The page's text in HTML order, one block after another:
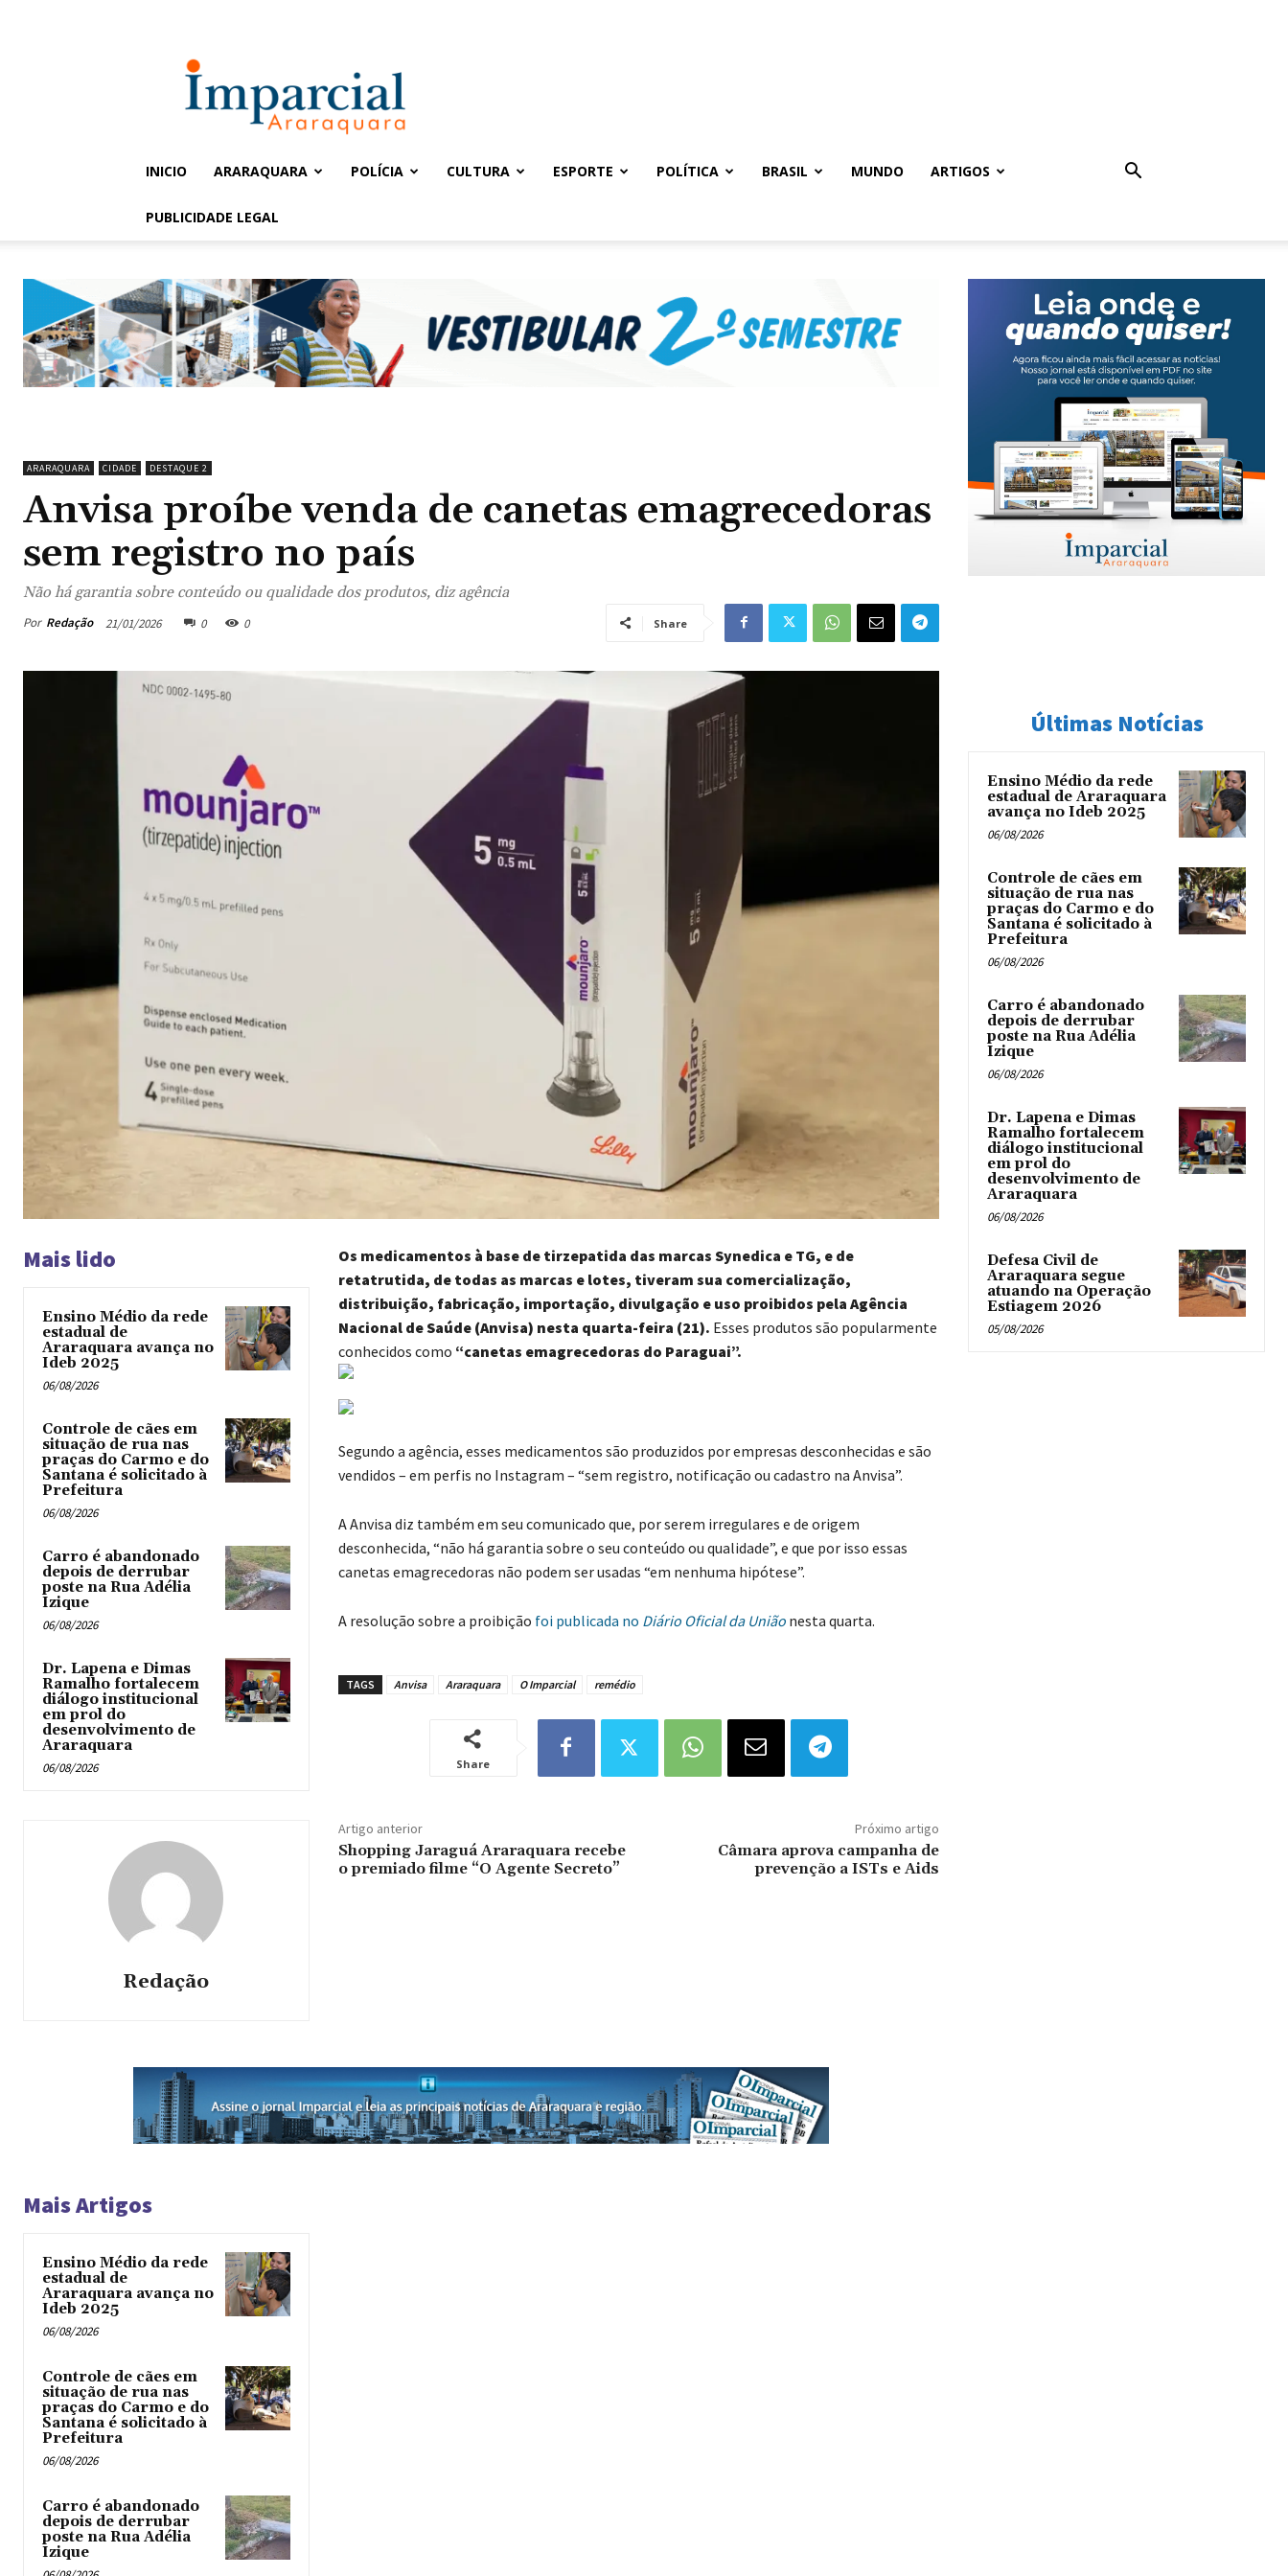
Imparcial
INICIO ARARAQUARA POLÍCIA CULTURA ESPORTE POLÍTICA BRASIL MUNDO ARTIGOS
PUBLICIDADE LEGAL
ARARAQUARA CIDADE DESTAQUE 2
Anvisa proíbe venda de canetas emagrecedoras
sem registro no país
Não há garantia sobre conteúdo ou qualidade dos produtos, diz agência
Por Redação 21/01/2026 0 0 Share
Mais lido
Ensino Médio da rede
estadual de
Araraquara avança no
Ideb 2025
06/08/2026
Controle de cães em
situação de rua nas
praças do Carmo e do
Santana é solicitado à
Prefeitura
06/08/2026
Carro é abandonado
depois de derrubar
poste na Rua Adélia
Izique
06/08/2026
Dr. Lapena e Dimas
Ramalho fortalecem
diálogo institucional
em prol do
desenvolvimento de
Araraquara
06/08/2026
Redação
Os medicamentos à base de tirzepatida das marcas Synedica e TG, e de
retatrutida, de todas as marcas e lotes, tiveram sua comercialização,
distribuição, fabricação, importação, divulgação e uso proibidos pela Agência
Nacional de Saúde (Anvisa) nesta quarta-feira (21). Esses produtos são popularmente
conhecidos como “canetas emagrecedoras do Paraguai”.
Segundo a agência, esses medicamentos são produzidos por empresas desconhecidas e são
vendidos – em perfis no Instagram – “sem registro, notificação ou cadastro na Anvisa”.
A Anvisa diz também em seu comunicado que, por serem irregulares e de origem
desconhecida, “não há garantia sobre o seu conteúdo ou qualidade”, e que por isso essas
canetas emagrecedoras não podem ser usadas “em nenhuma hipótese”.
A resolução sobre a proibição foi publicada no Diário Oficial da Uniãonesta quarta.
TAGS Anvisa Araraquara O Imparcial remédio
Share
Artigo anterior
Shopping Jaraguá Araraquara recebe
o premiado filme “O Agente Secreto”
Próximo artigo
Câmara aprova campanha de
prevenção a ISTs e Aids
Mais Artigos
Ensino Médio da rede
estadual de
Araraquara avança no
Ideb 2025
06/08/2026
Controle de cães em
situação de rua nas
praças do Carmo e do
Santana é solicitado à
Prefeitura
06/08/2026
Carro é abandonado
depois de derrubar
poste na Rua Adélia
Izique
Últimas Notícias
Ensino Médio da rede
estadual de Araraquara
avança no Ideb 2025
06/08/2026
Controle de cães em
situação de rua nas
praças do Carmo e do
Santana é solicitado à
Prefeitura
06/08/2026
Carro é abandonado
depois de derrubar
poste na Rua Adélia
Izique
06/08/2026
Dr. Lapena e Dimas
Ramalho fortalecem
diálogo institucional
em prol do
desenvolvimento de
Araraquara
06/08/2026
Defesa Civil de
Araraquara segue
atuando na Operação
Estiagem 2026
05/08/2026